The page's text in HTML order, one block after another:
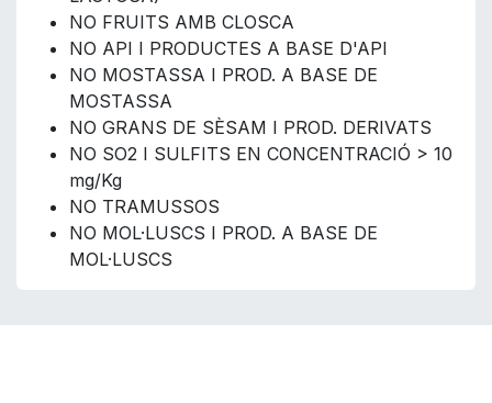
NO FRUITS AMB CLOSCA
NO API I PRODUCTES A BASE D'API
NO MOSTASSA I PROD. A BASE DE
MOSTASSA
NO GRANS DE SÈSAM I PROD. DERIVATS
NO SO2 I SULFITS EN CONCENTRACIÓ > 10
mg/Kg
NO TRAMUSSOS
NO MOL·LUSCS I PROD. A BASE DE
MOL·LUSCS